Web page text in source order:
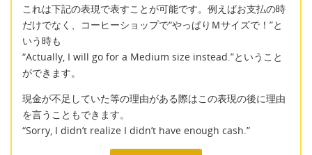
これは下記の表現で表すことが可能です。例えばお支払の時
だけでなく、コーヒーショップで“やっぱりＭサイズで！”と
いう時も
“Actually, I will go for a Medium size instead.”ということ
ができます。
現金が不足していた等の理由がある際はこの表現の後に理由
を言うこともできます。
“Sorry, I didn’t realize I didn’t have enough cash.”